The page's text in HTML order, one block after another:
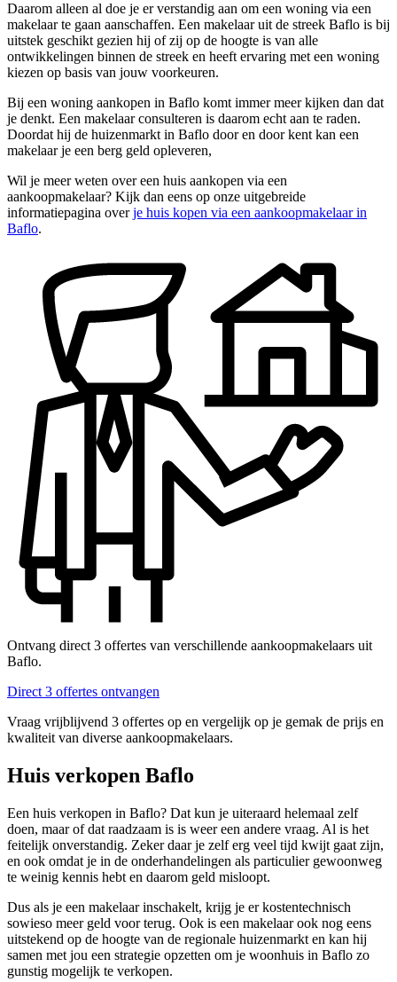
Daarom alleen al doe je er verstandig aan om een woning via een
makelaar te gaan aanschaffen. Een makelaar uit de streek Baflo is bij
uitstek geschikt gezien hij of zij op de hoogte is van alle
ontwikkelingen binnen de streek en heeft ervaring met een woning
kiezen op basis van jouw voorkeuren.
Bij een woning aankopen in Baflo komt immer meer kijken dan dat
je denkt. Een makelaar consulteren is daarom echt aan te raden.
Doordat hij de huizenmarkt in Baflo door en door kent kan een
makelaar je een berg geld opleveren,
Wil je meer weten over een huis aankopen via een
aankoopmakelaar? Kijk dan eens op onze uitgebreide
informatiepagina overje huis kopen via een aankoopmakelaar in
Baflo.
Ontvang direct 3 offertes van verschillende aankoopmakelaars uit
Baflo.
Direct 3 offertes ontvangen
Vraag vrijblijvend 3 offertes op en vergelijk op je gemak de prijs en
kwaliteit van diverse aankoopmakelaars.
Huis verkopen Baflo
Een huis verkopen in Baflo? Dat kun je uiteraard helemaal zelf
doen, maar of dat raadzaam is is weer een andere vraag. Al is het
feitelijk onverstandig. Zeker daar je zelf erg veel tijd kwijt gaat zijn,
en ook omdat je in de onderhandelingen als particulier gewoonweg
te weinig kennis hebt en daarom geld misloopt.
Dus als je een makelaar inschakelt, krijg je er kostentechnisch
sowieso meer geld voor terug. Ook is een makelaar ook nog eens
uitstekend op de hoogte van de regionale huizenmarkt en kan hij
samen met jou een strategie opzetten om je woonhuis in Baflo zo
gunstig mogelijk te verkopen.